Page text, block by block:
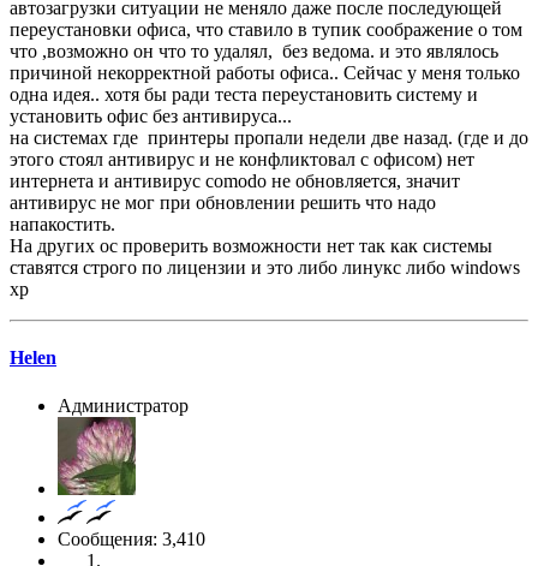
автозагрузки ситуации не меняло даже после последующей
переустановки офиса, что ставило в тупик соображение о том
что ,возможно он что то удалял, без ведома. и это являлось
причиной некорректной работы офиса.. Сейчас у меня только
одна идея.. хотя бы ради теста переустановить систему и
установить офис без антивируса...
на системах где принтеры пропали недели две назад. (где и до
этого стоял антивирус и не конфликтовал с офисом) нет
интернета и антивирус comodo не обновляется, значит
антивирус не мог при обновлении решить что надо
напакостить.
На других ос проверить возможности нет так как системы
ставятся строго по лицензии и это либо линукс либо windows
xp
Helen
Администратор
Сообщения: 3,410